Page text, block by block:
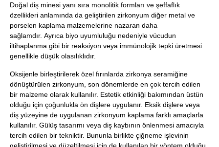
Doğal diş minesi yanı sıra monolitik formları ve şeffaflık
özellikleri anlamında da geliştirilen zirkonyum diğer metal ve
porselen kaplama malzemelerine nazaran daha
sağlamdır. Ayrıca biyo uyumluluğu nedeniyle vücudun
iltihaplanma gibi bir reaksiyon veya immünolojik tepki üretmesi
genellikle düşük olasılıklıdır.
Oksijenle birleştirilerek özel fırınlarda zirkonya seramiğine
dönüştürülen zirkonyum, son dönemlerde en çok tercih edilen
bir malzeme olarak kullanılır. Estetik etkinliği bakımından üstün
olduğu için çoğunlukla ön dişlere uygulanır. Eksik dişlere veya
diş yüzeyine de uygulanan zirkonyum kaplama farklı amaçlarla
kullanılır. Gülüş tasarımı veya diş kaybının önlenmesi amacıyla
tercih edilen bir tekniktir. Bununla birlikte çiğneme işlevinin
geliştirilmesi ve düzeltilmesi için de kullanılan bir yöntem olduğu